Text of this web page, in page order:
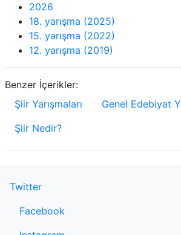
2026
18. yarışma (2025)
15. yarışma (2022)
12. yarışma (2019)
Benzer İçerikler:
Şiir Yarışmaları
Genel Edebiyat
Şiir Nedir?
Twitter
Facebook